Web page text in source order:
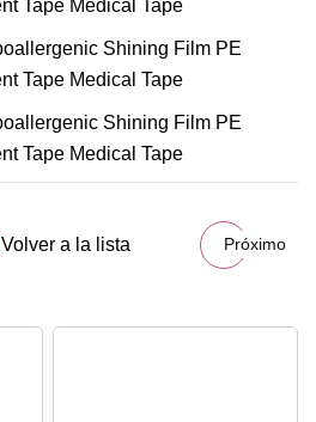
Volver a la lista Próximo